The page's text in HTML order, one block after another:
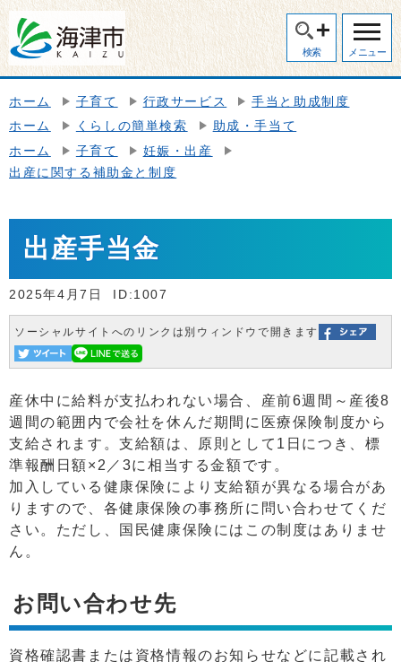
検索 メニュー
ホーム 子育て 行政サービス
手当と助成制度
ホーム
くらしの簡単検索
助成・手当て
ホーム
子育て
妊娠・出産
出産に関する補助金と制度
出産手当金
2025年4月7日 ID:1007
ソーシャルサイトへのリンクは別ウィンドウで開きます
産休中に給料が支払われない場合、産前6週間～産後8
週間の範囲内で会社を休んだ期間に医療保険制度から
支給されます。支給額は、原則として1日につき、標
準報酬日額×2／3に相当する金額です。
加入している健康保険により支給額が異なる場合があ
りますので、各健康保険の事務所に問い合わせてくだ
さい。ただし、国民健康保険にはこの制度はありませ
ん。
お問い合わせ先
資格確認書または資格情報のお知らせなどに記載され